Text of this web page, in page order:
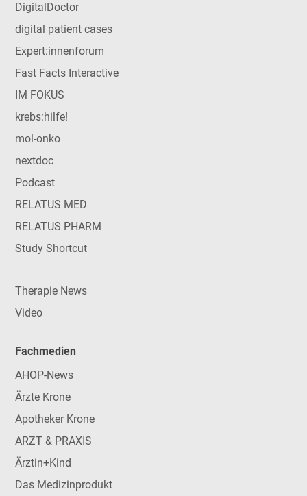
DigitalDoctor
digital patient cases
Expert:innenforum
Fast Facts Interactive
IM FOKUS
krebs:hilfe!
mol-onko
nextdoc
Podcast
RELATUS MED
RELATUS PHARM
Study Shortcut
Therapie News
Video
Fachmedien
AHOP-News
Ärzte Krone
Apotheker Krone
ARZT & PRAXIS
Ärztin+Kind
Das Medizinprodukt